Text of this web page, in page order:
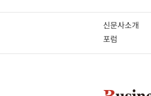
신문사소개
포럼